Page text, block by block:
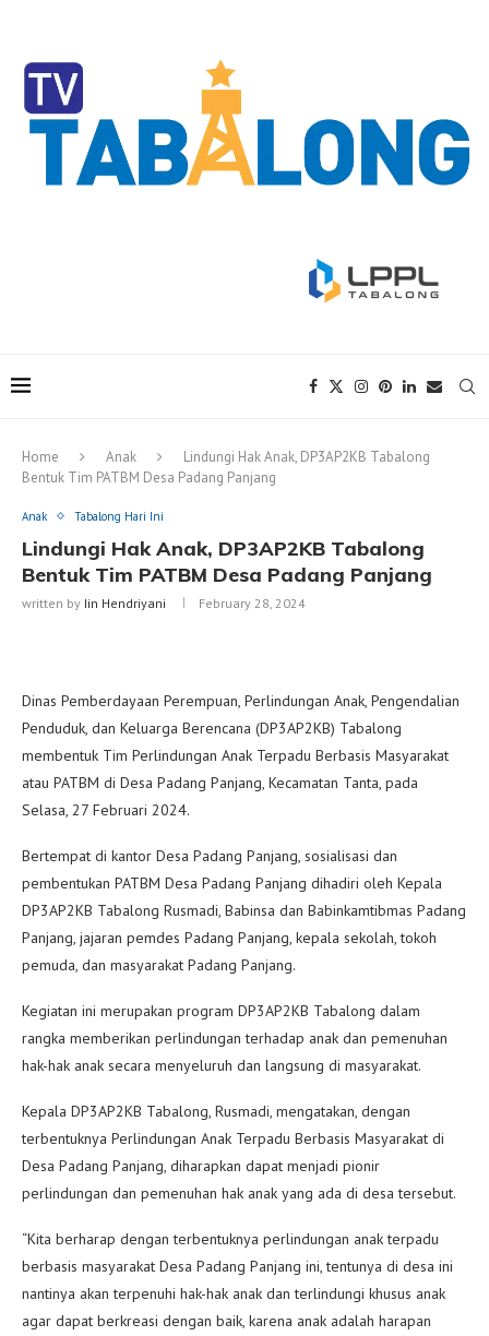
Home Anak
Lindungi Hak Anak, DP3AP2KB Tabalong
Bentuk Tim PATBM Desa Padang Panjang
Anak Tabalong Hari Ini
Lindungi Hak Anak, DP3AP2KB Tabalong
Bentuk Tim PATBM Desa Padang Panjang
written by Iin Hendriyani February 28, 2024
Dinas Pemberdayaan Perempuan, Perlindungan Anak, Pengendalian
Penduduk, dan Keluarga Berencana (DP3AP2KB) Tabalong
membentuk Tim Perlindungan Anak Terpadu Berbasis Masyarakat
atau PATBM di Desa Padang Panjang, Kecamatan Tanta, pada
Selasa, 27 Februari 2024.
Bertempat di kantor Desa Padang Panjang, sosialisasi dan
pembentukan PATBM Desa Padang Panjang dihadiri oleh Kepala
DP3AP2KB Tabalong Rusmadi, Babinsa dan Babinkamtibmas Padang
Panjang, jajaran pemdes Padang Panjang, kepala sekolah, tokoh
pemuda, dan masyarakat Padang Panjang.
Kegiatan ini merupakan program DP3AP2KB Tabalong dalam
rangka memberikan perlindungan terhadap anak dan pemenuhan
hak-hak anak secara menyeluruh dan langsung di masyarakat.
Kepala DP3AP2KB Tabalong, Rusmadi, mengatakan, dengan
terbentuknya Perlindungan Anak Terpadu Berbasis Masyarakat di
Desa Padang Panjang, diharapkan dapat menjadi pionir
perlindungan dan pemenuhan hak anak yang ada di desa tersebut.
“Kita berharap dengan terbentuknya perlindungan anak terpadu
berbasis masyarakat Desa Padang Panjang ini, tentunya di desa ini
nantinya akan terpenuhi hak-hak anak dan terlindungi khusus anak
agar dapat berkreasi dengan baik, karena anak adalah harapan